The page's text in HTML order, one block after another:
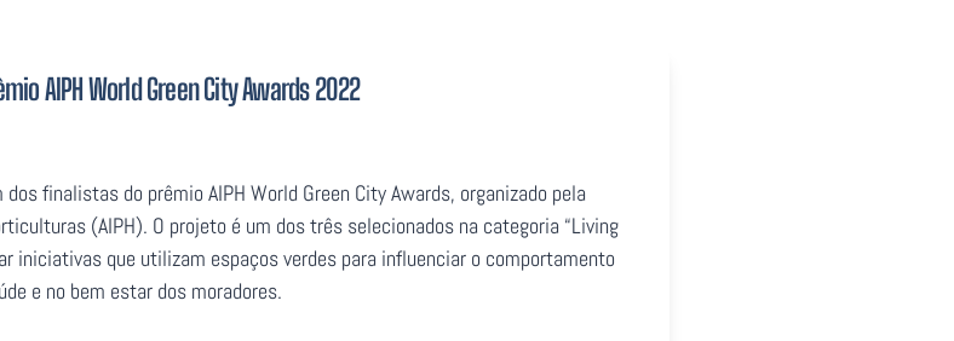
AIPH World Green City Awards 2022
finalistas do prêmio AIPH World Green City Awards, organizado pela
(AIPH). O projeto é um dos três selecionados na categoria “Living
iniciativas que utilizam espaços verdes para influenciar o comportamento
e no bem estar dos moradores.